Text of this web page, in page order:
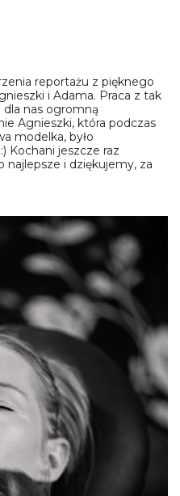
reportażu z pięknego
i Adama. Praca z tak
dla nas ogromną
Agnieszki, która podczas
modelka, było
Kochani jeszcze raz
i dziękujemy, za